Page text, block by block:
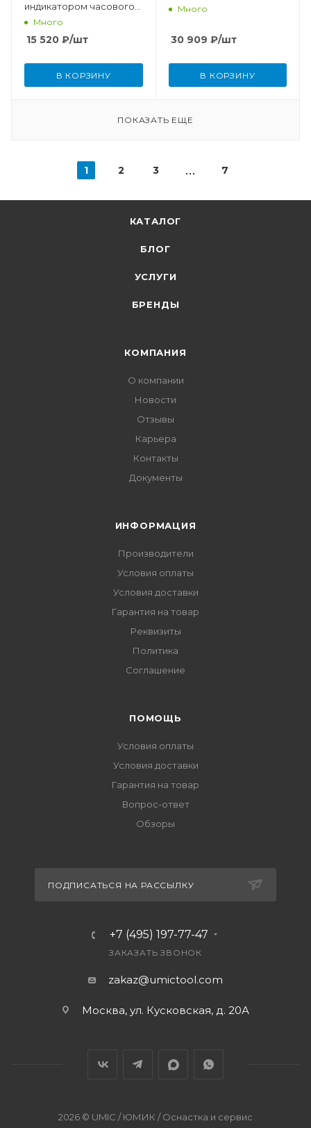
индикатором часового
типа (без установочного
кольца) 50-100 мм (0,01
мм)
Много
15 520 ₽/шт
В КОРЗИНУ
Много
30 909 ₽/шт
В КОРЗИНУ
ПОКАЗАТЬ ЕЩЕ
1 2 3 7
КАТАЛОГ
БЛОГ
УСЛУГИ
БРЕНДЫ
КОМПАНИЯ
О компании
Новости
Отзывы
Карьера
Контакты
Документы
ИНФОРМАЦИЯ
Производители
Условия оплаты
Условия доставки
Гарантия на товар
Реквизиты
Политика
Соглашение
ПОМОЩЬ
Условия оплаты
Условия доставки
Гарантия на товар
Вопрос-ответ
Обзоры
ПОДПИСАТЬСЯ НА РАССЫЛКУ
+7 (495) 197-77-47
ЗАКАЗАТЬ ЗВОНОК
zakaz@umictool.com
Москва, ул. Кусковская, д. 20А
2026 © UMIC / ЮМИК / Оснастка и сервис